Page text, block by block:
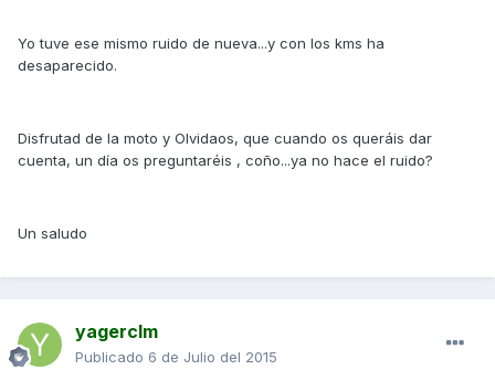
Yo tuve ese mismo ruido de nueva...y con los kms ha
desaparecido.
Disfrutad de la moto y Olvidaos, que cuando os queráis dar
cuenta, un día os preguntaréis , coño...ya no hace el ruido?
Un saludo
yagerclm
Publicado 6 de Julio del 2015